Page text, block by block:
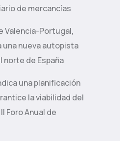
de mercancías
Valencia-Portugal,
una nueva autopista
norte de España
una planificación
la viabilidad del
Foro Anual de